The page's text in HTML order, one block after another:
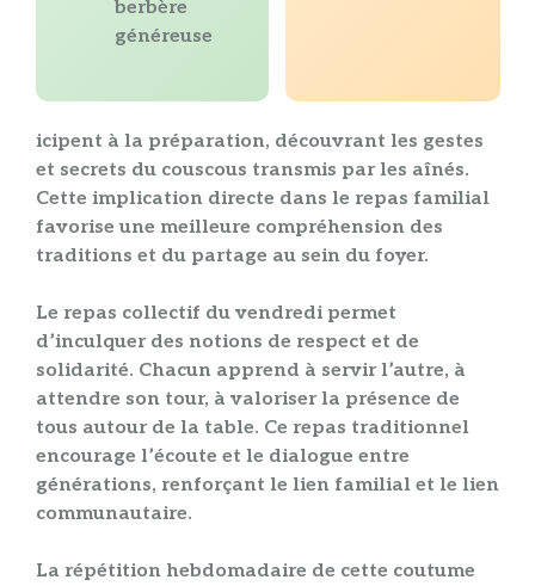
berbère
généreuse
icipent à la préparation, découvrant les gestes
et secrets du couscous transmis par les aînés.
Cette implication directe dans le repas familial
favorise une meilleure compréhension des
traditions et du partage au sein du foyer.
Le repas collectif du vendredi permet
d’inculquer des notions de respect et de
solidarité. Chacun apprend à servir l’autre, à
attendre son tour, à valoriser la présence de
tous autour de la table. Ce repas traditionnel
encourage l’écoute et le dialogue entre
générations, renforçant le lien familial et le lien
communautaire.
La répétition hebdomadaire de cette coutume